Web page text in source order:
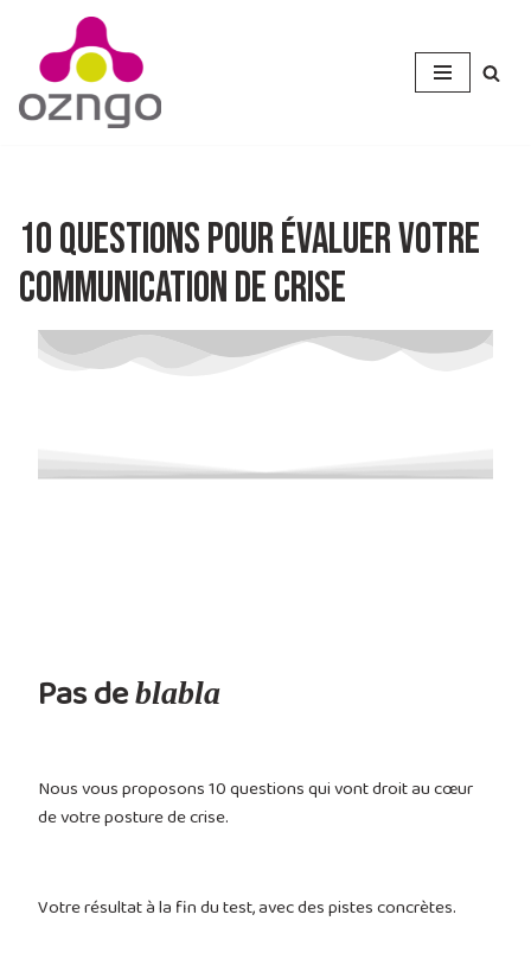
Aller
au
contenu
10 questions pour évaluer votre
communication de crise
Pas deblabla
Nous vous proposons 10 questions qui vont droit au cœur
de votre posture de crise.
Votre résultat à la fin du test, avec des pistes concrètes.